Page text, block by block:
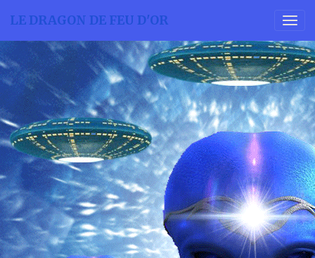
LE DRAGON DE FEU D'OR